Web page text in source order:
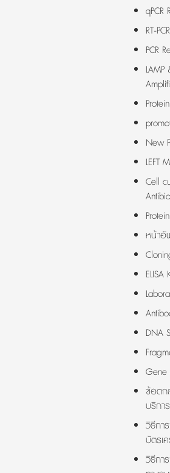
qPCR
RT-
PCR
LAMP
New
LEFT
Cell
Protein
หน้าอั
ELISA
DNA
Gene
ข้อตก
บริการ
วิธีกา
บัตรเ
วิธีกา